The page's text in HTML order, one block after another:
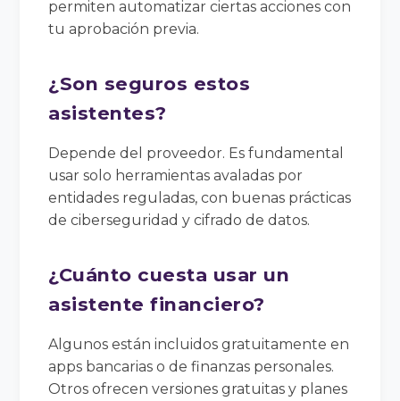
permiten automatizar ciertas acciones con
tu aprobación previa.
¿Son seguros estos
asistentes?
Depende del proveedor. Es fundamental
usar solo herramientas avaladas por
entidades reguladas, con buenas prácticas
de ciberseguridad y cifrado de datos.
¿Cuánto cuesta usar un
asistente financiero?
Algunos están incluidos gratuitamente en
apps bancarias o de finanzas personales.
Otros ofrecen versiones gratuitas y planes